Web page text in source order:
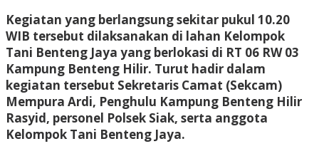
Kegiatan yang berlangsung sekitar pukul 10.20
WIB tersebut dilaksanakan di lahan Kelompok
Tani Benteng Jaya yang berlokasi di RT 06 RW 03
Kampung Benteng Hilir. Turut hadir dalam
kegiatan tersebut Sekretaris Camat (Sekcam)
Mempura Ardi, Penghulu Kampung Benteng Hilir
Rasyid, personel Polsek Siak, serta anggota
Kelompok Tani Benteng Jaya.